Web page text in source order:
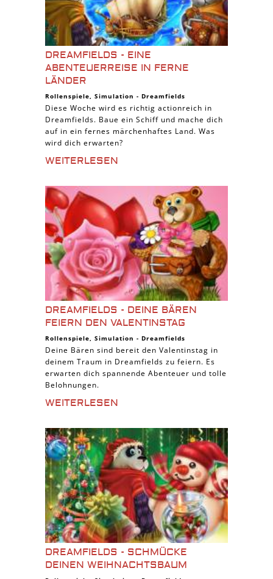
DREAMFIELDS - EINE
ABENTEUERREISE IN FERNE
LÄNDER
Rollenspiele, Simulation - Dreamfields
Diese Woche wird es richtig actionreich in
Dreamfields. Baue ein Schiff und mache dich
auf in ein fernes märchenhaftes Land. Was
wird dich erwarten?
WEITERLESEN
DREAMFIELDS - DEINE BÄREN
FEIERN DEN VALENTINSTAG
Rollenspiele, Simulation - Dreamfields
Deine Bären sind bereit den Valentinstag in
deinem Traum in Dreamfields zu feiern. Es
erwarten dich spannende Abenteuer und tolle
Belohnungen.
WEITERLESEN
DREAMFIELDS - SCHMÜCKE
DEINEN WEIHNACHTSBAUM